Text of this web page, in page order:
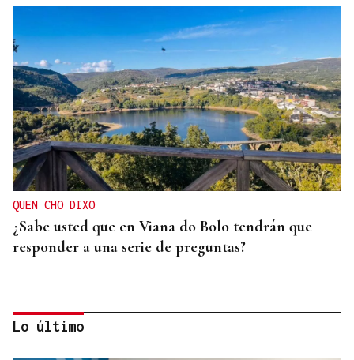
QUEN CHO DIXO
¿Sabe usted que en Viana do Bolo tendrán que
responder a una serie de preguntas?
Lo último